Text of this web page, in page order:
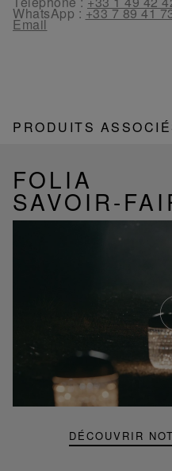
WhatsApp : +33 7 89 41
Email
PRODUITS
FOLIA
SAVOIR-
DÉCOUVRIR
la